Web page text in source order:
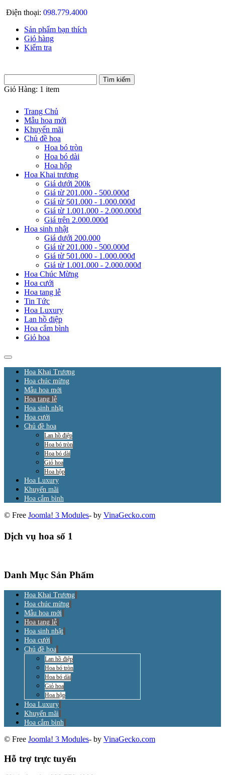
Điện thoại: 098.779.4000
Sản phẩm bạn thích
Giỏ hàng
Kiểm tra
Giỏ Hàng: 1 item
Trang Chủ
Mẫu hoa mới
Khuyến mãi
Chủ đề hoa
Hoa bó tròn
Hoa bó dài
Hoa hộp
Hoa Khai trương
Giá dưới 200k
Giá từ 201.000 - 500.000đ
Giá từ 501.000 - 1.000.000đ
Giá từ 1.001.000 - 2.000.000đ
Giá trên 2.000.000đ
Hoa sinh nhật
Giá dưới 200.000
Giá từ 201.000 - 500.000đ
Giá từ 501.000 - 1.000.000đ
Giá từ 1.001.000 - 2.000.000đ
Hoa Chúc Mừng
Hoa cưới
Hoa tang lễ
Tin Tức
Hoa Luxury
Lan hồ điệp
Hoa cắm bình
Giỏ hoa
Hoa Khai Trương
Hoa chúc mừng
Mẫu hoa mới
Hoa tang lễ
Hoa sinh nhật
Hoa cưới
Chủ đề hoa
Lan hồ điệp
Hoa bó tròn
Hoa bó dài
Giỏ hoa
Hoa hộp
Hoa Luxury
Khuyến mãi
Hoa cắm bình
© Free Joomla! 3 Modules- by VinaGecko.com
Dịch vụ hoa số 1
Danh Mục Sản Phẩm
Hoa Khai Trương
Hoa chúc mừng
Mẫu hoa mới
Hoa tang lễ
Hoa sinh nhật
Hoa cưới
Chủ đề hoa
Lan hồ điệp
Hoa bó tròn
Hoa bó dài
Giỏ hoa
Hoa hộp
Hoa Luxury
Khuyến mãi
Hoa cắm bình
© Free Joomla! 3 Modules- by VinaGecko.com
Hỗ trợ trực tuyến